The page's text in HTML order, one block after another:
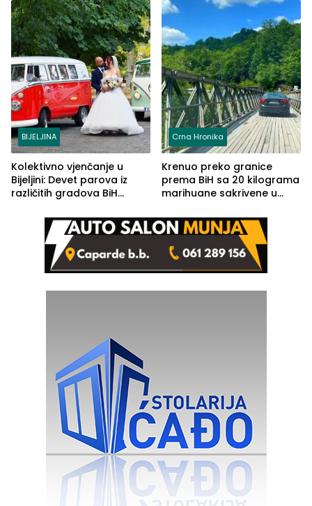
BIJELJINA
Kolektivno vjenčanje u
Bijeljini: Devet parova iz
različitih gradova BiH
Crna Hronika
Krenuo preko granice
prema BiH sa 20 kilograma
marihuane sakrivene u